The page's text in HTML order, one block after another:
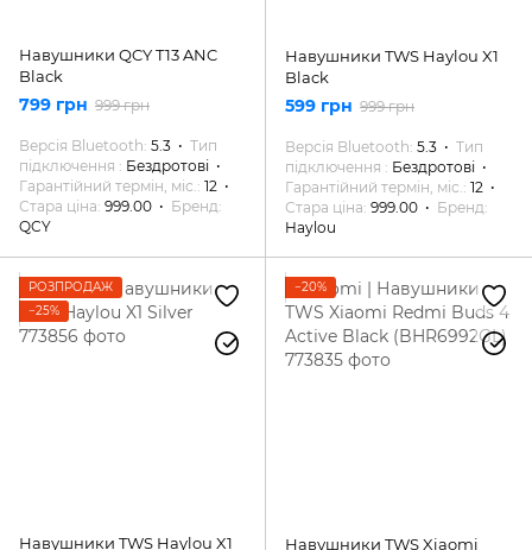
Навушники QCY T13 ANC
Black
799 грн 999 грн
Версія Bluetooth 5.3
Тип
підключення
Бездротові
Гарантійний термін, міс. 12
Стара ціна 999.00
Бренд
QCY
Навушники TWS Haylou X1
Black
599 грн 999 грн
Версія Bluetooth 5.3
Тип
підключення
Бездротові
Гарантійний термін, міс. 12
Стара ціна 999.00
Бренд
Haylou
РОЗПРОДАЖ
−25%
Навушники TWS Haylou X1
−20%
Навушники TWS Xiaomi